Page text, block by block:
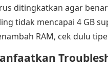
ditingkatkan agar
tidak mencapai 4 GB
RAM, cek dulu